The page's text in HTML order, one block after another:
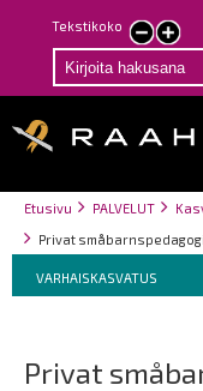
Hyppää
pääsisältöön
Tekstikoko
Pienennä
tekstin
kokoa
tekstin
kokoa
Breadcrumbs
You
are
Etusivu PALVELUT
Privat
Breadcrumbs
You
are
VARHAISKASVATUS
Privat